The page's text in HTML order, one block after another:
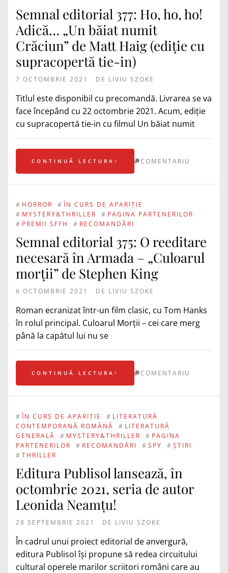
Semnal editorial 377: Ho, ho, ho!
Adică… „Un băiat numit
Crăciun” de Matt Haig (ediție cu
supracopertă tie-in)
7 OCTOMBRIE 2021 DE LIVIU SZOKE
Titlul este disponibil cu precomandă. Livrarea se va
face începând cu 22 octombrie 2021. Acum, ediție
cu supracopertă tie-in cu filmul Un băiat numit
CONTINUĂ LECTURA COMENTARIU
# HORROR # ÎN CURS DE APARIȚIE
# MYSTERY&THRILLER # PAGINA PARTENERILOR
# PREMII SFFH # RECOMANDĂRI
Semnal editorial 375: O reeditare
necesară în Armada – „Culoarul
morții” de Stephen King
6 OCTOMBRIE 2021 DE LIVIU SZOKE
Roman ecranizat într-un film clasic, cu Tom Hanks
în rolul principal. Culoarul Morții – cei care merg
până la capătul lui nu se
CONTINUĂ LECTURA COMENTARIU
# ÎN CURS DE APARIȚIE # LITERATURĂ
CONTEMPORANĂ ROMÂNĂ
# LITERATURĂ
GENERALĂ
# MYSTERY&THRILLER # PAGINA
PARTENERILOR
# RECOMANDĂRI # SPY # ȘTIRI
# THRILLER
Editura Publisol lansează, în
octombrie 2021, seria de autor
Leonida Neamțu!
28 SEPTEMBRIE 2021 DE LIVIU SZOKE
În cadrul unui proiect editorial de anvergură,
editura Publisol își propune să redea circuitului
cultural operele marilor scriitori români care au